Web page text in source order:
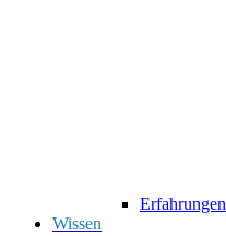
Erfahrungen
Wissen